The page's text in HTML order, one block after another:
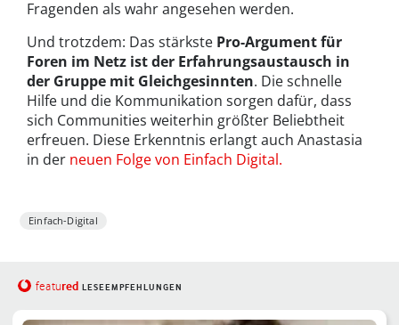
Fragenden als wahr angesehen werden.
Und trotzdem: Das stärkste Pro-Argument für
Foren im Netz ist der Erfahrungsaustausch in
der Gruppe mit Gleichgesinnten. Die schnelle
Hilfe und die Kommunikation sorgen dafür, dass
sich Communities weiterhin größter Beliebtheit
erfreuen. Diese Erkenntnis erlangt auch Anastasia
in der neuen Folge von Einfach Digital.
Einfach-Digital
featured LESEEMPFEHLUNGEN